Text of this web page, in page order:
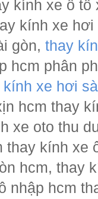
kính xe ô
kính xe
gòn, thay
hcm phân
kính xe hơi
hcm thay
xe oto thu
thay kính xe
hcm, thay
nhập hcm